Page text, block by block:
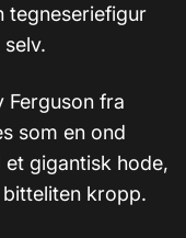
tegneseriefigur
Ferguson fra
som en ond
gigantisk hode,
kropp.